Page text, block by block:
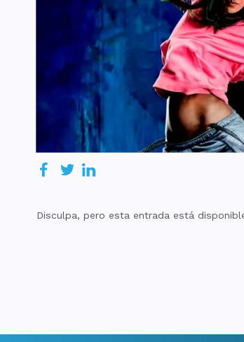
Disculpa, pero esta entrada está